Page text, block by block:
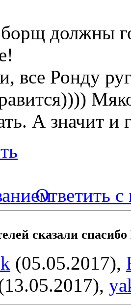
должны
все Ронду
А значит и
Ответить с
сказали
(05.05.2017),